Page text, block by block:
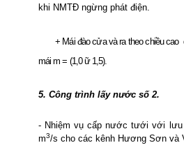
khi NMTĐ ngừng phát điện.
+ Mái đào cửa và ra theo chiều cao
mái m = (1,0 ữ 1,5).
5. Công trình lấy nước số 2.
- Nhiệm vụ cấp nước tưới với
m3/s cho các kênh Hương Sơn và